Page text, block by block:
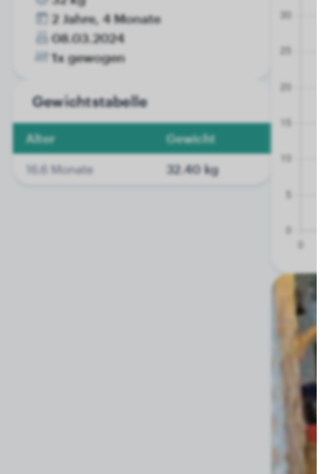
2 Jahre, 4 Monate
08.03.2024
1x gewogen
Gewichtstabelle
Alter Gewicht
16.6 Monate 32.40 kg